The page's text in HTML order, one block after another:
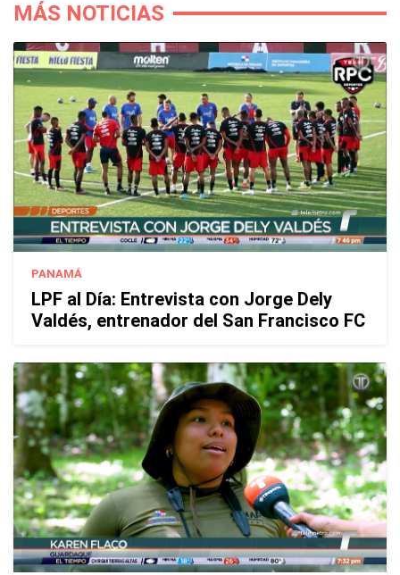
MÁS NOTICIAS
PANAMÁ
LPF al Día: Entrevista con Jorge Dely
Valdés, entrenador del San Francisco FC